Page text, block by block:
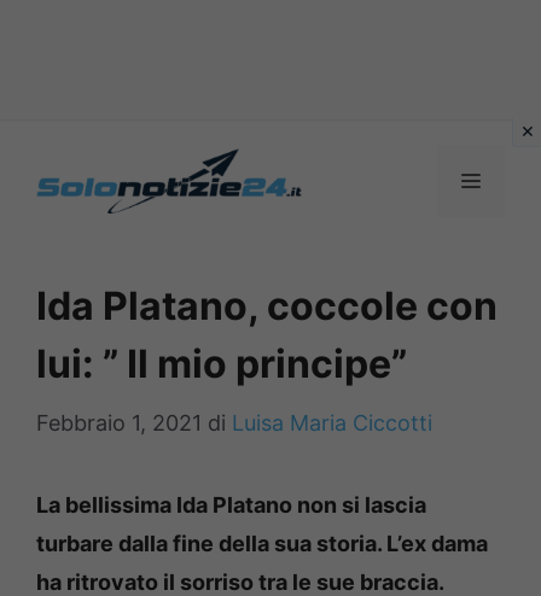
MENU
Ida Platano, coccole con
lui: ” Il mio principe”
Febbraio 1, 2021 di Luisa Maria Ciccotti
La bellissima Ida Platano non si lascia
turbare dalla fine della sua storia. L’ex dama
ha ritrovato il sorriso tra le sue braccia.